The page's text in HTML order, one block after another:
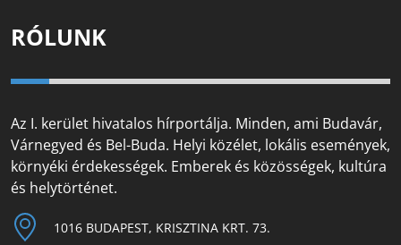
RÓLUNK
Az I. kerület hivatalos hírportálja. Minden, ami Budavár,
Várnegyed és Bel-Buda. Helyi közélet, lokális események,
környéki érdekességek. Emberek és közösségek, kultúra
és helytörténet.
1016 BUDAPEST, KRISZTINA KRT. 73.